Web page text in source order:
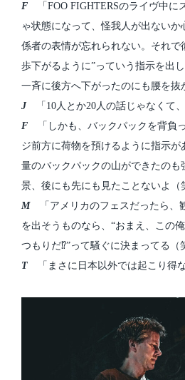
F 「FOO FIGHTERSのライヴ中に
ゃ状態になって、怪我人が出ない
係者の表情が忘れられない。それで
歩下がるように”っていう指示を出
一斉に後方へ下がったのにも腰を抜
J「10人とか20人の話じゃなくて、
F 「しかも、バックパックを背負
ジ前方に荷物を預けるように指示
量のバックパックの山ができたのも
景、後にも先にも見たことないよ（
M「アメリカのフェスだったら、
を出そうものなら、“おまえ、この
つもりだ⁉”って騒ぐに決まってる（
T 「まさに日本以外では起こり得